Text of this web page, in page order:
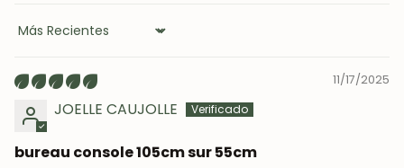
Sort by
11/17/2025
JOELLE CAUJOLLE
bureau console 105cm sur 55cm